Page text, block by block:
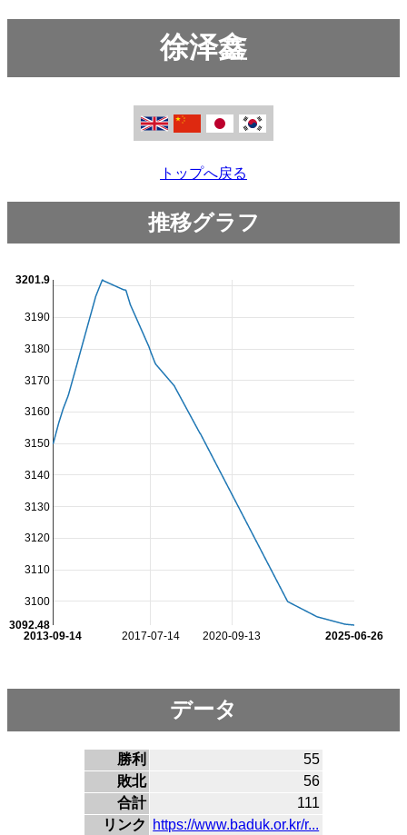
徐泽鑫
トップへ戻る
推移グラフ
2017-07-14 2020-09-13
2013-09-14 2025-06-26
3100
3110
3120
3130
3140
3150
3160
3170
3180
3190
3092.48
3201.9
データ
勝利
55
敗北
56
合計
111
リンク
https://www.baduk.or.kr/r...